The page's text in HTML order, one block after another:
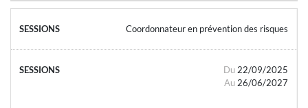
Coordonnateur en prévention des risques
Du 22/09/2025
Au 26/06/2027